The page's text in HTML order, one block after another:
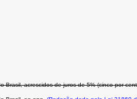
Brasil, acrescidos de juros de 5% (cinco por